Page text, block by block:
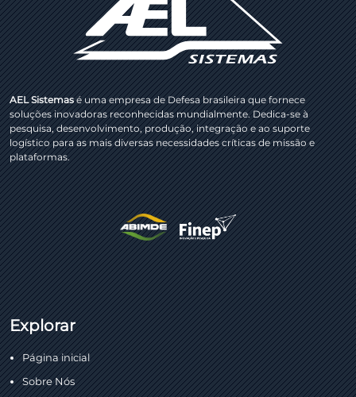
AEL Sistemasé uma empresa de Defesa brasileira que fornece
soluções inovadoras reconhecidas mundialmente. Dedica-se à
pesquisa, desenvolvimento, produção, integração e ao suporte
logístico para as mais diversas necessidades críticas de missão e
plataformas.
Explorar
Página inicial
Sobre Nós